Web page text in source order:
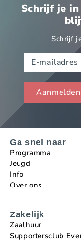
Schrijf je
Schrijf
Ga snel naar
Programma
Jeugd
Info
Over ons
Zakelijk
Zaalhuur
Supportersclub